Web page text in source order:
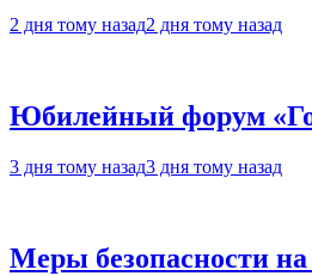
2 дня тому назад2 дня тому назад
Юбилейный форум
3 дня тому назад3 дня тому назад
Меры безопасности на